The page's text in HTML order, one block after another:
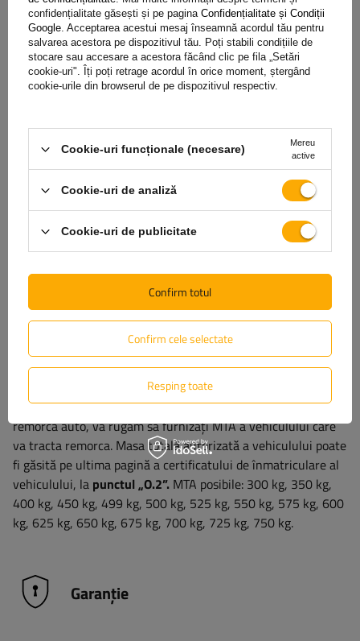
Partea din spate detașabilă și cu deschidere–
încărcare rapidă și confortabilă, posibilitatea de a
transporta articole mai lungi.
Prelată cu cadru- construcție robustă a cadruului cu
prelată durabilă.
Dacă aveți întrebări suplimentare, vă rugăm să ne contactați
prin chat online sau telefonic. Atunci când comandați o
remorcă auto, vă rugăm să furnizați MTA a vehiculului care
va tracta remorca. Masa totală autorizată a vehiculului poate
fi găsită pe ultima pagină a certificatului de înmatriculare al
vehiculului, la punctul „O.2”. MTA posibile: 300 kg, 350 kg,
400 kg, 450 kg, 499 kg, 500 kg, 525 kg, 550 kg, 575 kg, 600
kg, 625 kg, 650 kg, 675 kg, 700 kg, 725 kg, 750 kg.
Garanție
confidențialitate găsești și pe pagina Confidențialitate și Condiții
Google. Acceptarea acestui mesaj înseamnă acordul tău pentru
salvarea acestora pe dispozitivul tău. Poți stabili condițiile de
stocare sau accesare a acestora făcând clic pe fila „Setări
cookie-uri". Îți poți retrage acordul în orice moment, ștergând
cookie-urile din browserul de pe dispozitivul respectiv.
Cookie-uri funcționale (necesare)
Mereu
active
Cookie-uri de analiză
Cookie-uri de publicitate
Confirm cele selectate
Resping toate
Confirm totul